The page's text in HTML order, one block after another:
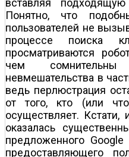
вставляя
Понятно, что
пользователей не
процессе поиска
просматриваются
чем
невмешательства в
ведь перлюстрация
от того, кто (или
осуществляет. Кстати,
оказалась
предложенного Google
предоставляющего